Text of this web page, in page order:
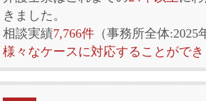
きました。
相談実績7,766件 （事務所全体
様々なケースに対応することができ